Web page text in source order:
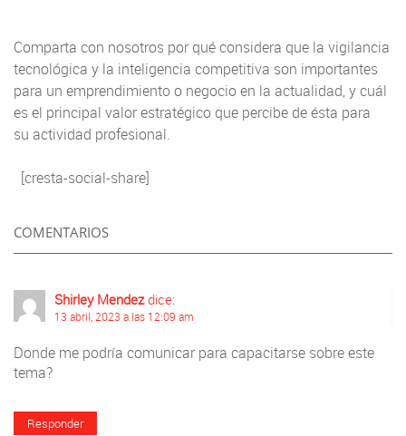
Comparta con nosotros por qué considera que la vigilancia
tecnológica y la inteligencia competitiva son importantes
para un emprendimiento o negocio en la actualidad, y cuál
es el principal valor estratégico que percibe de ésta para
su actividad profesional.
[cresta-social-share]
COMENTARIOS
Shirley Mendez dice:
13 abril, 2023 a las 12:09 am
Donde me podría comunicar para capacitarse sobre este
tema?
Responder